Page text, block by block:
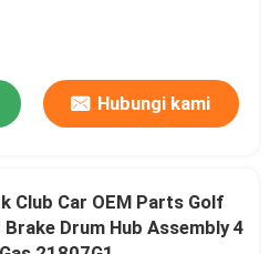
Golf Hubungi kami
Club Car OEM Parts Golf
Brake Drum Hub Assembly 4